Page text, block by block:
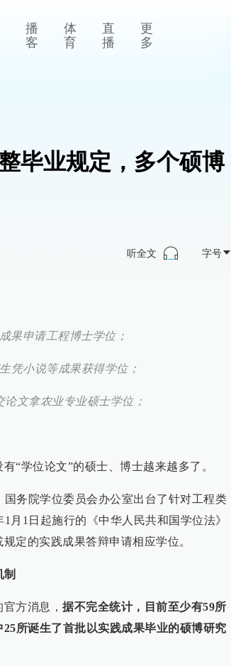
播
客
体
育
直
播
更
多
毕业规定，多个硕博
听全文 字号
果申请工程博士学位；
凭小说等成果获得学位；
文拿农业专业硕士学位；
“学位论文”的硕士、博士越来越多了。
务院学位委员会办公室出台了针对工程类
月1日起施行的《中华人民共和国学位法》
定的实践成果答辩申请相应学位。
制
方消息， 据不完全统计，目前至少有59所
所诞生了首批以实践成果毕业的硕博研究